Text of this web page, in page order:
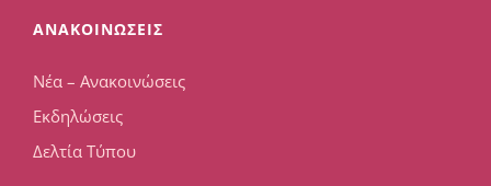
ΑΝΑΚΟΙΝΩΣΕΙΣ
Νέα – Ανακοινώσεις
Εκδηλώσεις
Δελτία Τύπου